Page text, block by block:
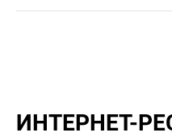
ИНТЕРНЕТ-